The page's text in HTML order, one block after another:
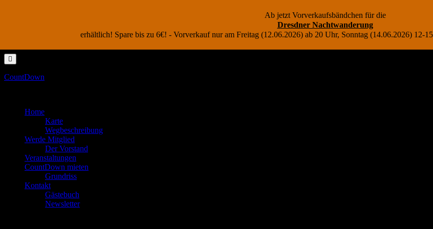
Skip
to
content
CountDown
Home
Karte
Wegbeschreibung
Werde Mitglied
Der Vorstand
Veranstaltungen
CountDown mieten
Grundriss
Kontakt
Gästebuch
Newsletter
Ab jetzt Vorverkaufsbändchen für die
Dresdner Nachtwanderung
erhältlich! Spare bis zu 6€! - Vorverkauf nur am Freitag (12.06.2026) ab 20 Uhr, Sonntag (14.06.2026) 12-